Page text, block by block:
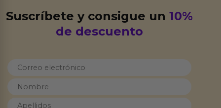
Suscríbete y consigue un10%
de descuento